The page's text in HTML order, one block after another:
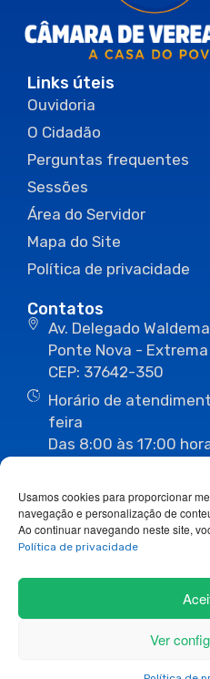
Usamos cookies para proporcionar
navegação e personalização de
Ao continuar navegando neste site,
Política de privacidade
Ver
Links úteis
Ouvidoria
O Cidadão
Perguntas frequentes
Sessões
Área do Servidor
Mapa do Site
Política de privacidade
Contatos
Av. Delegado
Ponte Nova - Extrema
CEP: 37642-350
Horário de
feira
Das 8:00 às 17:00
(35) 3435-1112 (35)
Siga-nos: